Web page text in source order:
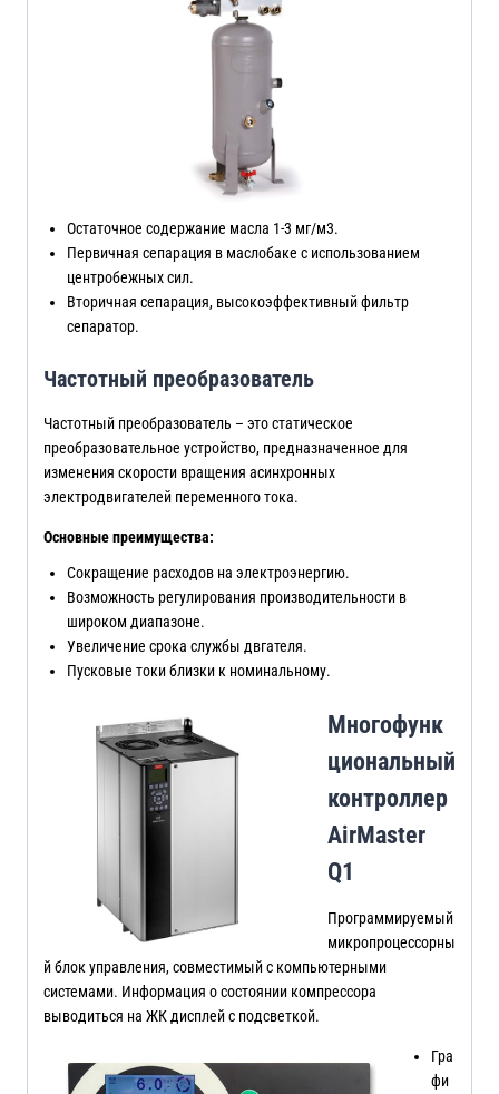
Остаточное содержание масла 1-3 мг/м3.
Первичная сепарация в маслобаке с использованием
центробежных сил.
Вторичная сепарация, высокоэффективный фильтр
сепаратор.
Частотный преобразователь
Частотный преобразователь – это статическое
преобразовательное устройство, предназначенное для
изменения скорости вращения асинхронных
электродвигателей переменного тока.
Основные преимущества:
Сокращение расходов на электроэнергию.
Возможность регулирования производительности в
широком диапазоне.
Увеличение срока службы двгателя.
Пусковые токи близки к номинальному.
Многофунк
циональный
контроллер
AirMaster
Q1
Программируемый
микропроцессорны
й блок управления, совместимый с компьютерными
системами. Информация о состоянии компрессора
выводиться на ЖК дисплей с подсветкой.
Гра
фи